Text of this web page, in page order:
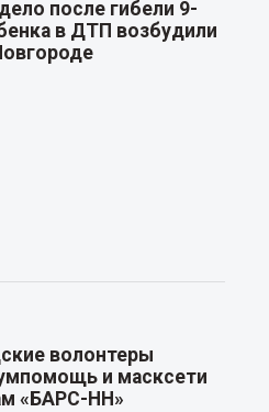
после гибели 9-
в ДТП возбудили
волонтеры
и масксети
«БАРС-НН»